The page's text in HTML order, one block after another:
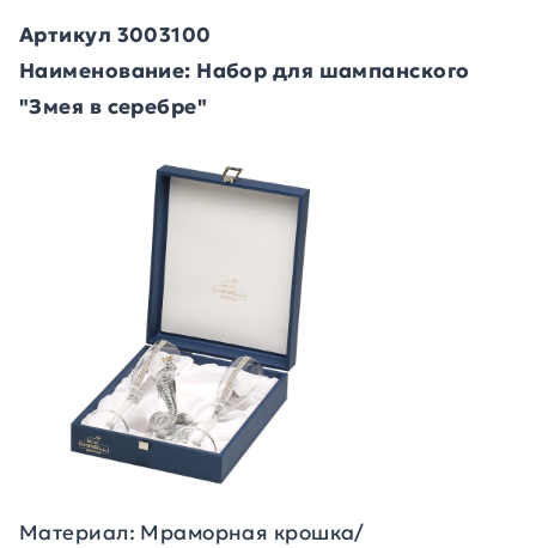
Артикул 3003100
Наименование: Набор для шампанского
"Змея в серебре"
Материал: Мраморная крошка/